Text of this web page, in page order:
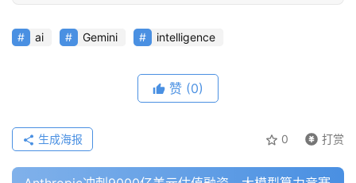
文
模
型
ai Gemini intelligence
赞 (0)
0 打赏
生成海报